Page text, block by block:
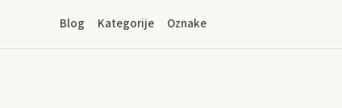
Blog Kategorije Oznake